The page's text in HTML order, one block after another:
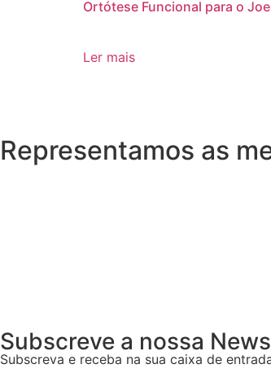
Ortótese Funcional para o
Ler mais
Representamos as
Subscreve a nossa
Subscreva e receba na sua caixa de